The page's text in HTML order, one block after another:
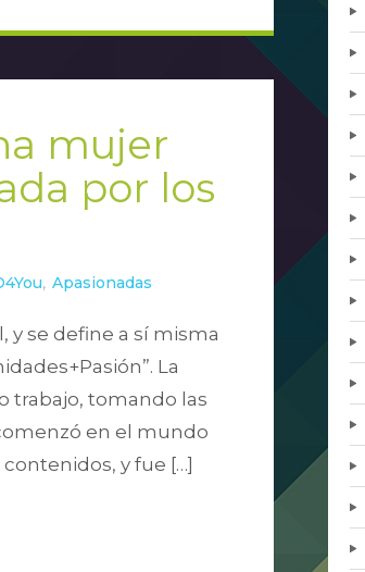
mujer
por los
, Apasionadas
y se define a sí misma
La
trabajo, tomando las
en el mundo
y fue […]